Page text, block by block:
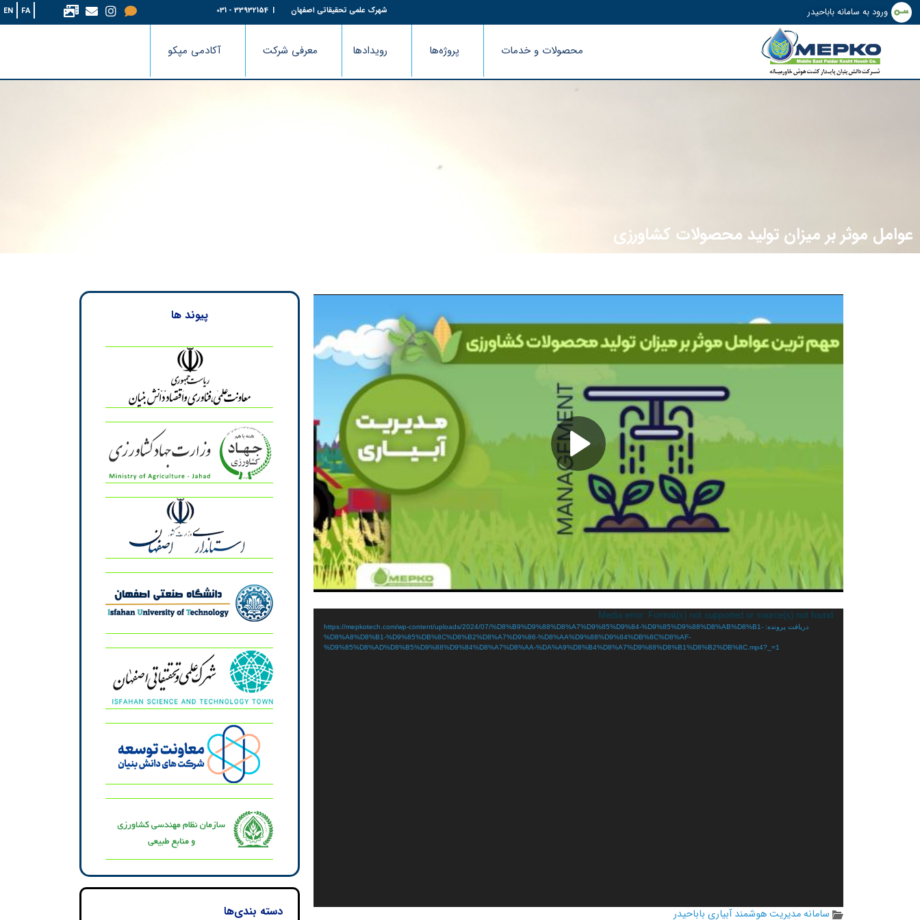
ورود به سامانه باباحیدر شهرک علمی تحقیقاتی اصفهان | 33932154 - 031
FA
EN
محصولات و خدمات پروژه‌ها رویدادها معرفی شرکت آکادمی مپکو
عوامل موثر بر میزان تولید محصولات کشاورزی
نمایشگر
Media error: Format(s) not supported or source(s) not found
دریافت پرونده: https://mepkotech.com/wp-content/uploads/2024/07/%D8%B9%D9%88%D8%A7%D9%85%D9%84-%D9%85%D9%88%D8%AB%D8%B1-
%D8%A8%D8%B1-%D9%85%DB%8C%D8%B2%D8%A7%D9%86-%D8%AA%D9%88%D9%84%DB%8C%D8%AF-
%D9%85%D8%AD%D8%B5%D9%88%D9%84%D8%A7%D8%AA-%DA%A9%D8%B4%D8%A7%D9%88%D8%B1%D8%B2%DB%8C.mp4?_=1
سامانه مدیریت هوشمند آبیاری باباحیدر
پیوند ها
دسته بندی‌ها